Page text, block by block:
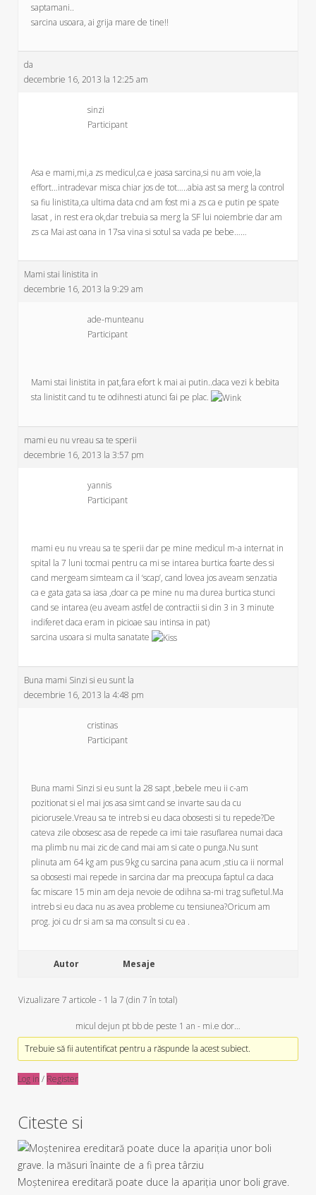
saptamani..
sarcina usoara, ai grija mare de tine!!
da
decembrie 16, 2013 la 12:25 am
sinzi
Participant
Asa e mami,mi,a zs medicul,ca e joasa sarcina,si nu am voie,la
effort…intradevar misca chiar jos de tot…..abia ast sa merg la control
sa fiu linistita,ca ultima data cnd am fost mi a zs ca e putin pe spate
lasat , in rest era ok,dar trebuia sa merg la SF lui noiembrie dar am
zs ca Mai ast oana in 17sa vina si sotul sa vada pe bebe……
Mami stai linistita in
decembrie 16, 2013 la 9:29 am
ade-munteanu
Participant
Mami stai linistita in pat,fara efort k mai ai putin..daca vezi k bebita
sta linistit cand tu te odihnesti atunci fai pe plac.
mami eu nu vreau sa te sperii
decembrie 16, 2013 la 3:57 pm
yannis
Participant
mami eu nu vreau sa te sperii dar pe mine medicul m-a internat in
spital la 7 luni tocmai pentru ca mi se intarea burtica foarte des si
cand mergeam simteam ca il ‘scap’, cand lovea jos aveam senzatia
ca e gata gata sa iasa ,doar ca pe mine nu ma durea burtica stunci
cand se intarea (eu aveam astfel de contractii si din 3 in 3 minute
indiferet daca eram in picioae sau intinsa in pat)
sarcina usoara si multa sanatate
Buna mami Sinzi si eu sunt la
decembrie 16, 2013 la 4:48 pm
cristinas
Participant
Buna mami Sinzi si eu sunt la 28 sapt ,bebele meu ii c-am
pozitionat si el mai jos asa simt cand se invarte sau da cu
piciorusele.Vreau sa te intreb si eu daca obosesti si tu repede?De
cateva zile obosesc asa de repede ca imi taie rasuflarea numai daca
ma plimb nu mai zic de cand mai am si cate o punga.Nu sunt
plinuta am 64 kg am pus 9kg cu sarcina pana acum ,stiu ca ii normal
sa obosesti mai repede in sarcina dar ma preocupa faptul ca daca
fac miscare 15 min am deja nevoie de odihna sa-mi trag sufletul.Ma
intreb si eu daca nu as avea probleme cu tensiunea?Oricum am
prog. joi cu dr si am sa ma consult si cu ea .
Autor Mesaje
Vizualizare 7 articole - 1 la 7 (din 7 în total)
micul dejun pt bb de peste 1 an - mi.e dor…
Trebuie să fii autentificat pentru a răspunde la acest subiect.
Log in / Register
Citeste si
Moștenirea ereditară poate duce la apariția unor boli grave.